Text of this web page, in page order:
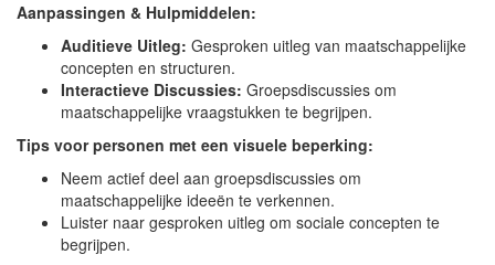
Aanpassingen & Hulpmiddelen:
Auditieve Uitleg: Gesproken uitleg van maatschappelijke
concepten en structuren.
Interactieve Discussies: Groepsdiscussies om
maatschappelijke vraagstukken te begrijpen.
Tips voor personen met een visuele beperking:
Neem actief deel aan groepsdiscussies om
maatschappelijke ideeën te verkennen.
Luister naar gesproken uitleg om sociale concepten te
begrijpen.